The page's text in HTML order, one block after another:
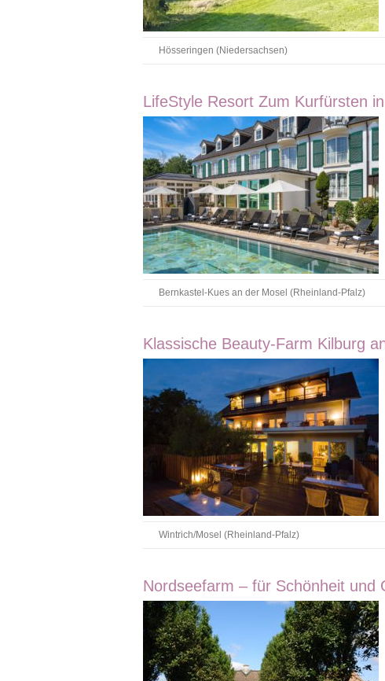
Hösseringen (Niedersachsen)
LifeStyle Resort Zum Kurfürsten
Bernkastel-Kues an der Mosel (Rheinland-Pfalz)
Klassische Beauty-Farm Kilburg
Wintrich/Mosel (Rheinland-Pfalz)
Nordseefarm – für Schönheit und